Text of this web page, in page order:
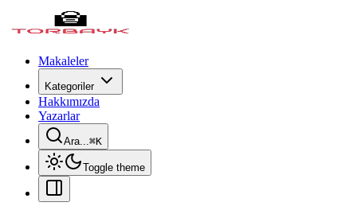
Makaleler
Kategoriler
Hakkımızda
Yazarlar
Ara...⌘K
Toggle theme